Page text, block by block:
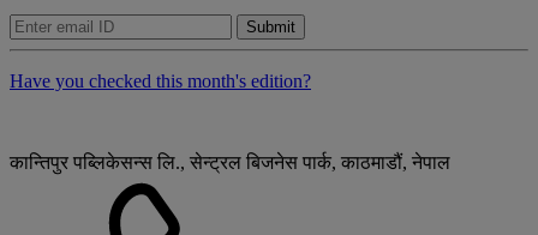
Submit
Have you checked this month's edition?
कान्तिपुर पब्लिकेसन्स लि., सेन्ट्रल बिजनेस पार्क, काठमाडौं, नेपाल